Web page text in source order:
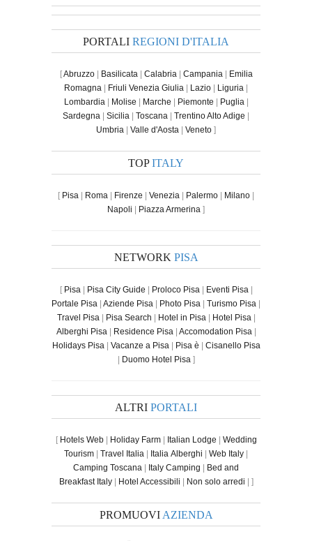
PORTALI REGIONI D'ITALIA
[Abruzzo| Basilicata| Calabria| Campania| Emilia
Romagna | Friuli Venezia Giulia | Lazio | Liguria |
Lombardia| Molise | Marche | Piemonte | Puglia|
Sardegna | Sicilia | Toscana | Trentino Alto Adige |
Umbria | Valle d'Aosta | Veneto ]
TOPITALY
[ Pisa | Roma | Firenze | Venezia | Palermo | Milano |
Napoli | Piazza Armerina ]
NETWORK PISA
[ Pisa| Pisa City Guide | Proloco Pisa| Eventi Pisa|
Portale Pisa | Aziende Pisa | Photo Pisa | Turismo Pisa |
Travel Pisa| Pisa Search | Hotel in Pisa| Hotel Pisa|
Alberghi Pisa| Residence Pisa| Accomodation Pisa|
Holidays Pisa| Vacanze a Pisa| Pisa è | Cisanello Pisa
| Duomo Hotel Pisa]
ALTRI PORTALI
[ Hotels Web| Holiday Farm| Italian Lodge | Wedding
Tourism | Travel Italia | Italia Alberghi | Web Italy |
Camping Toscana | Italy Camping | Bed and
Breakfast Italy| Hotel Accessibili | Non solo arredi | ]
PROMUOVI AZIENDA